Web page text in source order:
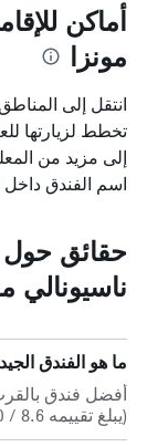
أماكن
مونزا
انتقل إلى
تخطط لزيارتها
إلى مزيد من
اسم الفندق داخل
حقائق حول
ناسيونالي
ما هو الفندق
أفضل فندق
(يبلغ تقييمه 8.6 / 10 من أصل 6,529 من التقييمات).